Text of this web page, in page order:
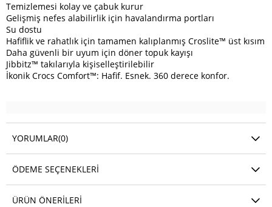
Temizlemesi kolay ve çabuk kurur
Gelişmiş nefes alabilirlik için havalandırma portları
Su dostu
Hafiflik ve rahatlık için tamamen kalıplanmış Croslite™ üst kısım
Daha güvenli bir uyum için döner topuk kayışı
Jibbitz™ takılarıyla kişiselleştirilebilir
İkonik Crocs Comfort™: Hafif. Esnek. 360 derece konfor.
YORUMLAR(0)
ÖDEME SEÇENEKLERI
ÜRÜN ÖNERILERI